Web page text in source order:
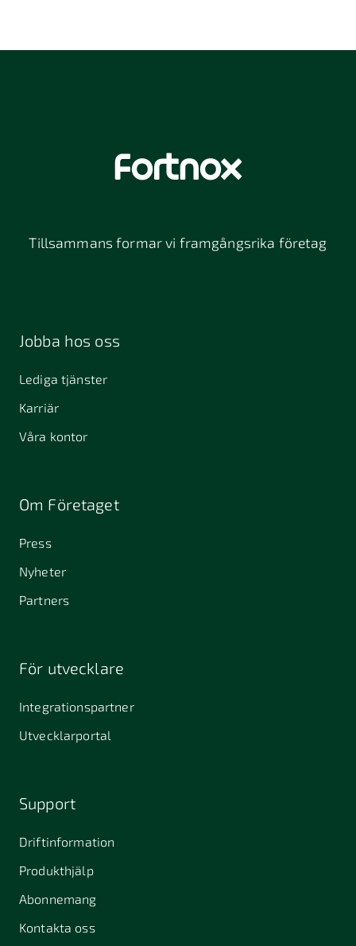
Tillsammans formar vi framgångsrika företag
Jobba hos oss
Lediga tjänster
Karriär
Våra kontor
Om Företaget
Press
Nyheter
Partners
För utvecklare
Integrationspartner
Utvecklarportal
Support
Driftinformation
Produkthjälp
Abonnemang
Kontakta oss